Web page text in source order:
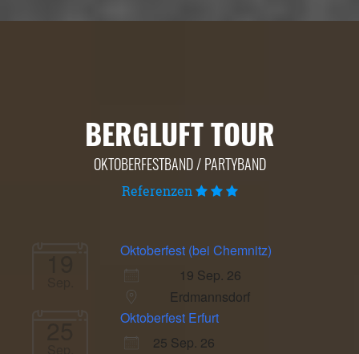
BERGLUFT TOUR
OKTOBERFESTBAND / PARTYBAND
Referenzen
19
Oktoberfest (bei Chemnitz)
19 Sep. 26
Erdmannsdorf
25
Oktoberfest Erfurt
25 Sep. 26